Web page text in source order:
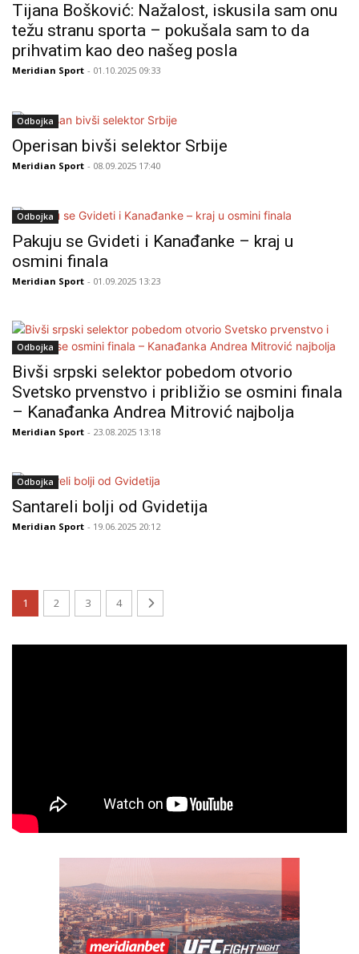
Tijana Bošković: Nažalost, iskusila sam onu
težu stranu sporta – pokušala sam to da
prihvatim kao deo našeg posla
Meridian Sport - 01.10.2025 09:33
Odbojka
Operisan bivši selektor Srbije
Meridian Sport - 08.09.2025 17:40
Odbojka
Pakuju se Gvideti i Kanađanke – kraj u
osmini finala
Meridian Sport - 01.09.2025 13:23
Odbojka
Bivši srpski selektor pobedom otvorio
Svetsko prvenstvo i približio se osmini finala
– Kanađanka Andrea Mitrović najbolja
Meridian Sport - 23.08.2025 13:18
Odbojka
Santareli bolji od Gvidetija
Meridian Sport - 19.06.2025 20:12
1 2 3 4